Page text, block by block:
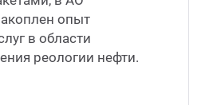
опыт
в области
реологии нефти.